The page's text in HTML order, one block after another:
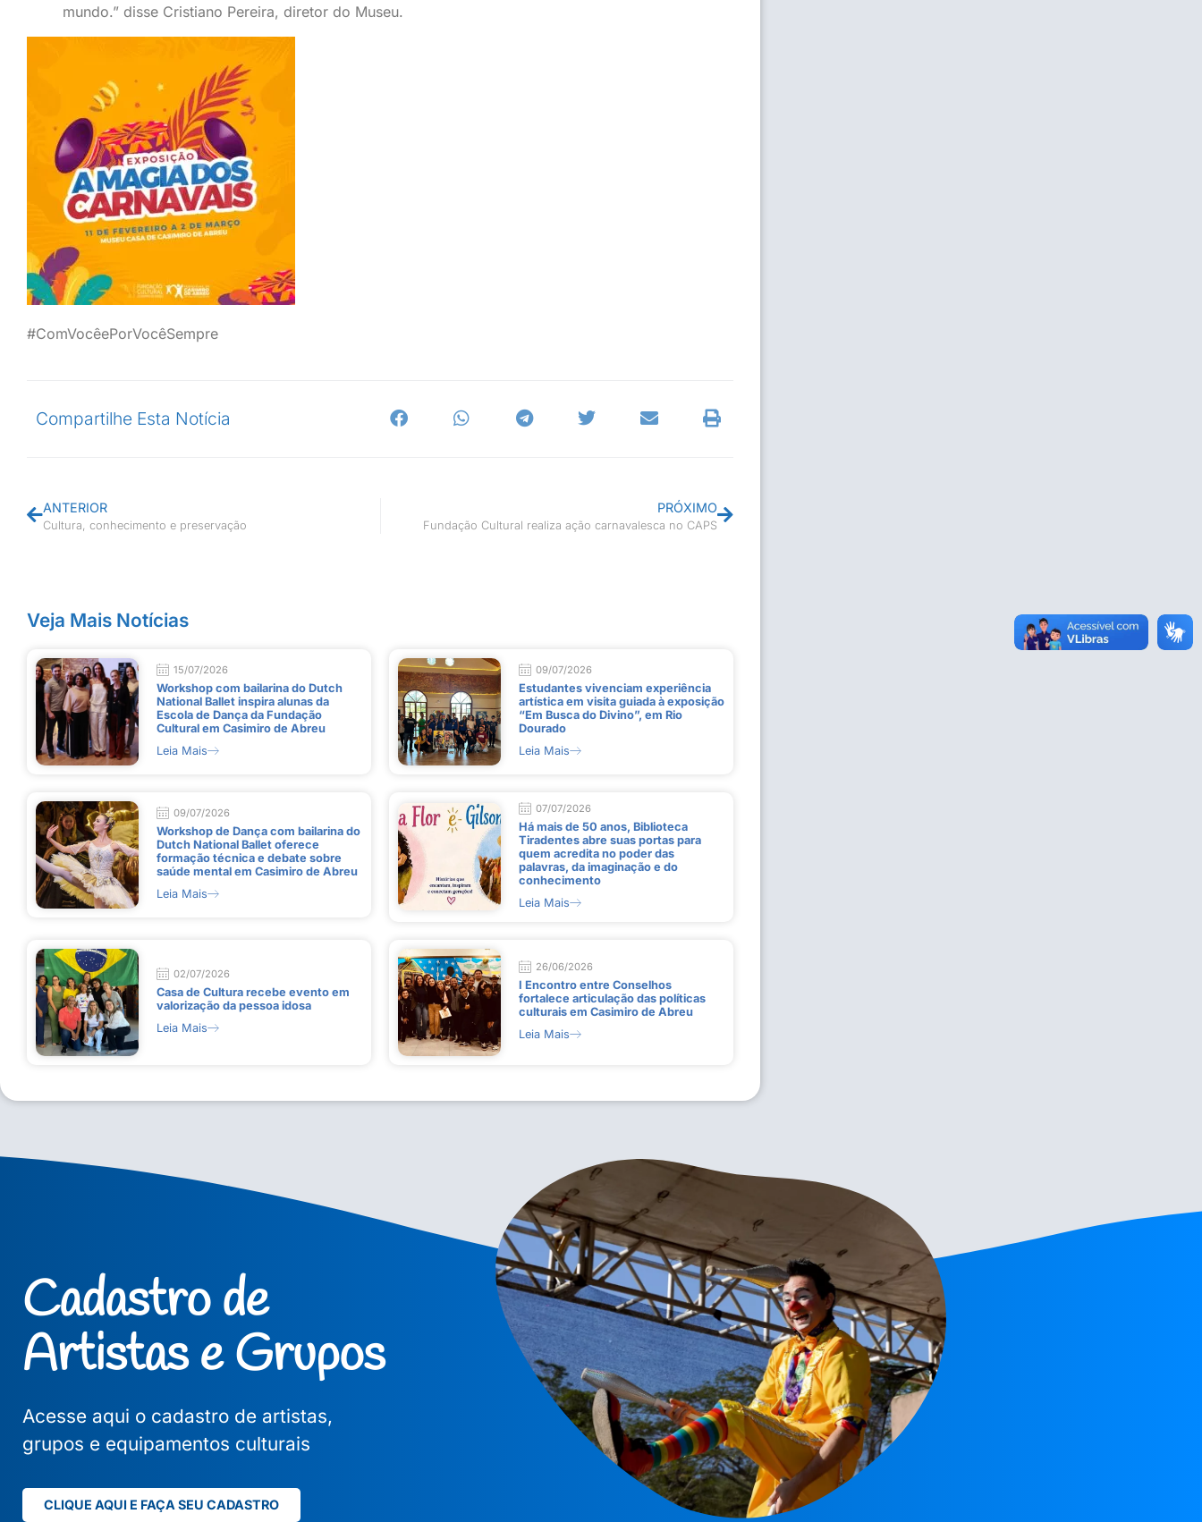
mundo.” disse Cristiano Pereira, diretor do Museu.
#ComVocêePorVocêSempre
Compartilhe Esta Notícia
ANTERIOR
Cultura, conhecimento e preservação
PRÓXIMO
Fundação Cultural realiza ação carnavalesca no CAPS
Veja Mais Notícias
15/07/2026
Workshop com bailarina do Dutch
National Ballet inspira alunas da
Escola de Dança da Fundação
Cultural em Casimiro de Abreu
Leia Mais
09/07/2026
Estudantes vivenciam experiência
artística em visita guiada à exposição
“Em Busca do Divino”, em Rio
Dourado
Leia Mais
09/07/2026
Workshop de Dança com bailarina do
Dutch National Ballet oferece
formação técnica e debate sobre
saúde mental em Casimiro de Abreu
Leia Mais
07/07/2026
Há mais de 50 anos, Biblioteca
Tiradentes abre suas portas para
quem acredita no poder das
palavras, da imaginação e do
conhecimento
Leia Mais
02/07/2026
Casa de Cultura recebe evento em
valorização da pessoa idosa
Leia Mais
26/06/2026
I Encontro entre Conselhos
fortalece articulação das políticas
culturais em Casimiro de Abreu
Leia Mais
Cadastro de
Artistas e Grupos
Acesse aqui o cadastro de artistas,
grupos e equipamentos culturais
CLIQUE AQUI E FAÇA SEU CADASTRO